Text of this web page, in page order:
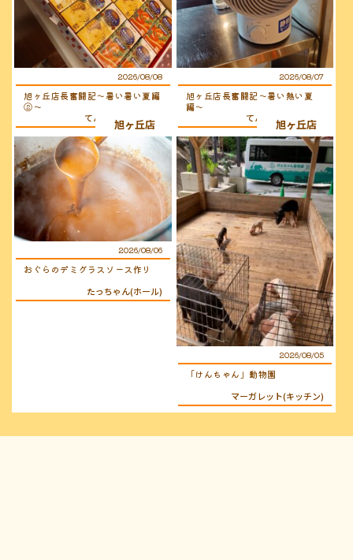
2026/08/08
旭ヶ丘店長奮闘記〜暑い暑い夏編
②〜
てんちょ〜（店長）
2026/08/07
旭ヶ丘店長奮闘記〜暑い熱い夏
編〜
てんちょ〜（店長）
旭ヶ丘店
2026/08/06
おぐらのデミグラスソース作り
たっちゃん(ホール)
旭ヶ丘店
2026/08/05
「けんちゃん」動物園
マーガレット(キッチン)